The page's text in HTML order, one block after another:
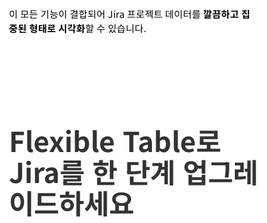
이 모든 기능이 결합되어 Jira 프로젝트 데이터를 깔끔하고 집
중된 형태로 시각화할 수 있습니다.
Flexible Table로
Jira를 한 단계 업그레
이드하세요